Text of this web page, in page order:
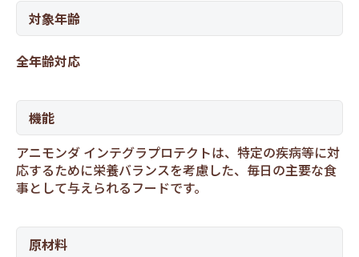
対象年齢
全年齢対応
機能
アニモンダ インテグラプロテクトは、特定の疾病等に対
応するために栄養バランスを考慮した、毎日の主要な食
事として与えられるフードです。
原材料